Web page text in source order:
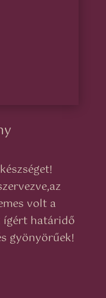
volt a
ígért határidő
gyönyörűek!